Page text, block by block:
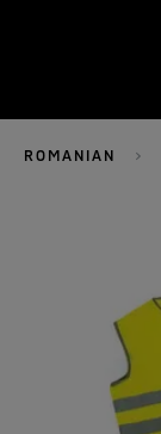
ROMANIAN